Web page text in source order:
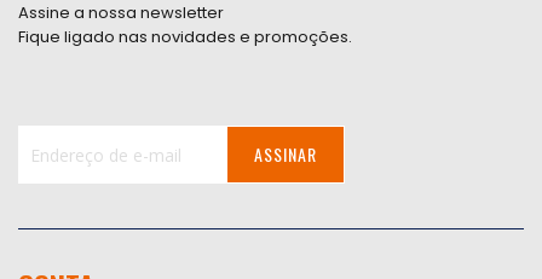
Assine a nossa newsletter
Fique ligado nas novidades e promoções.
ASSINAR